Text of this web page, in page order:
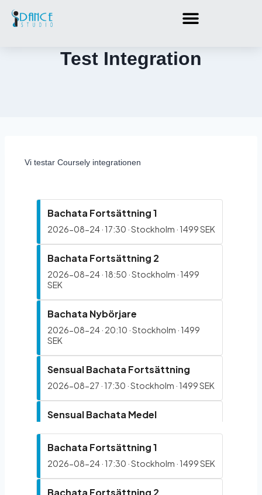
Test Integration
Vi testar Coursely integrationen